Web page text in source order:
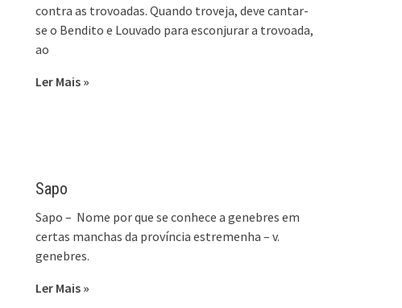
contra as trovoadas. Quando troveja, deve cantar-
se o Bendito e Louvado para esconjurar a trovoada,
ao
Ler Mais »
Sapo
Sapo – Nome por que se conhece a genebres em
certas manchas da província estremenha – v.
genebres.
Ler Mais »